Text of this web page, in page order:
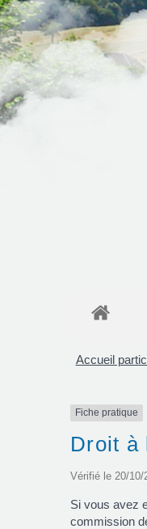
Accueil
Fiche pratique
Droit à
Vérifié le 20/10/
Si vous avez
commission